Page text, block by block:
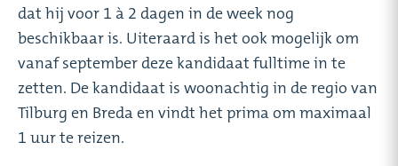
dat hij voor 1 à 2 dagen in de week nog
beschikbaar is. Uiteraard is het ook mogelijk om
vanaf september deze kandidaat fulltime in te
zetten. De kandidaat is woonachtig in de regio van
Tilburg en Breda en vindt het prima om maximaal
1 uur te reizen.